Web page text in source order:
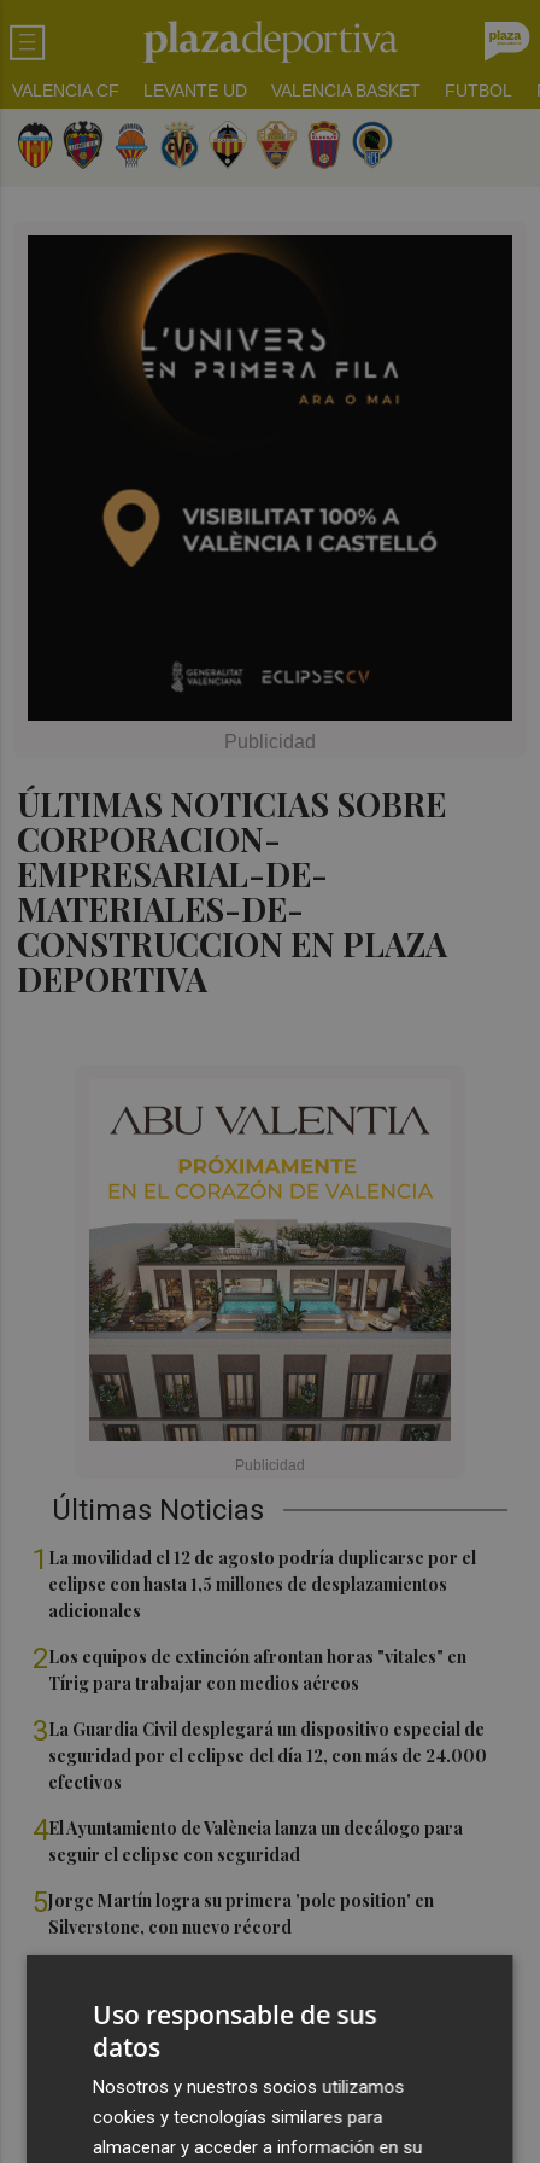
VALENCIA CF LEVANTE UD VALENCIA BASKET FUTBOL
ÚLTIMAS NOTICIAS SOBRE
CORPORACION-
EMPRESARIAL-DE-
MATERIALES-DE-
CONSTRUCCION EN PLAZA
DEPORTIVA
Últimas Noticias
1 La movilidad el 12 de agosto podría duplicarse por el
eclipse con hasta 1,5 millones de desplazamientos
adicionales
2Los equipos de extinción afrontan horas "vitales" en
Tírig para trabajar con medios aéreos
3La Guardia Civil desplegará un dispositivo especial de
seguridad por el eclipse del día 12, con más de 24.000
efectivos
4El Ayuntamiento de València lanza un decálogo para
seguir el eclipse con seguridad
5Jorge Martín logra su primera 'pole position' en
Silverstone, con nuevo récord
Uso responsable de sus
datos
Nosotros y nuestros socios utilizamos
cookies y tecnologías similares para
almacenar y acceder a información en su